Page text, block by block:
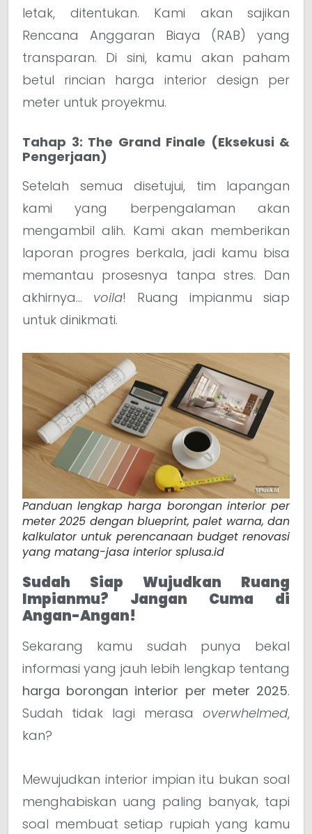
letak, ditentukan. Kami akan sajikan
Rencana Anggaran Biaya (RAB) yang
transparan. Di sini, kamu akan paham
betul rincian harga interior design per
meter untuk proyekmu.
Tahap 3: The Grand Finale (Eksekusi &
Pengerjaan)
Setelah semua disetujui, tim lapangan
kami yang berpengalaman akan
mengambil alih. Kami akan memberikan
laporan progres berkala, jadi kamu bisa
memantau prosesnya tanpa stres. Dan
akhirnya… voila! Ruang impianmu siap
untuk dinikmati.
Panduan lengkap harga borongan interior per
meter 2025 dengan blueprint, palet warna, dan
kalkulator untuk perencanaan budget renovasi
yang matang-jasa interior splusa.id
Sudah Siap Wujudkan Ruang
Impianmu? Jangan Cuma di
Angan-Angan!
Sekarang kamu sudah punya bekal
informasi yang jauh lebih lengkap tentang
harga borongan interior per meter 2025.
Sudah tidak lagi merasa overwhelmed,
kan?
Mewujudkan interior impian itu bukan soal
menghabiskan uang paling banyak, tapi
soal membuat setiap rupiah yang kamu